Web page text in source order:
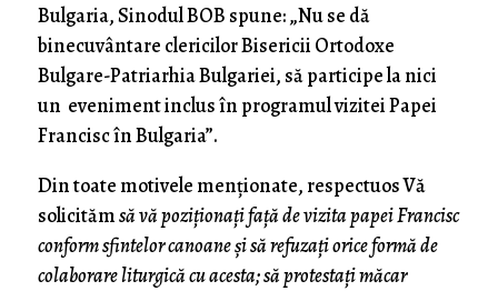
Bulgaria, Sinodul BOB spune: „Nu se dă
binecuvântare clericilor Bisericii Ortodoxe
Bulgare-Patriarhia Bulgariei, să participe la nici
un eveniment inclus în programul vizitei Papei
Francisc în Bulgaria”.
Din toate motivele menționate, respectuos Vă
solicitămsă vă poziționați față de vizita papei Francisc
conform sfintelor canoane și să refuzați orice formă de
colaborare liturgică cu acesta; să protestați măcar